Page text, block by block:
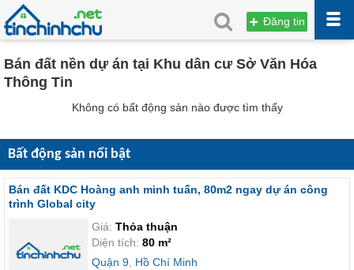
Đăng tin
Bán đất nền dự án tại Khu dân cư Sở Văn Hóa
Thông Tin
Không có bất động sản nào được tìm thấy
Bất động sản nổi bật
Bán đất KDC Hoàng anh minh tuấn, 80m2 ngay dự án công
trình Global city
Giá: Thỏa thuận
Diện tích: 80 m²
Quận 9 Hồ Chí Minh